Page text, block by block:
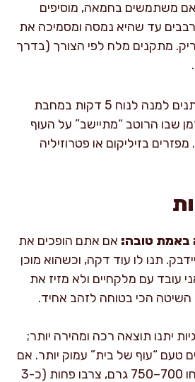
אם משתמשים בחמאה, מוסיפים
ומערבבים עד שהיא נמסה ומסמיכה את
מתקנים מלח לפי הצורך (בדרך
נותנים למנה לנוח 5 דקות במחבת
שבו הרוטב “מתיישב” על העוף
בזיליקום או פטרוזיליה
באמת טובה: אם אתם הופכים את
תנו לו עוד דקה, וכשהוא מוכן
עובד עם מלקחיים ולא מזיז את
הכי בטוחה לזהב אחיד.
יתנו תוצאה רכה ומהירה יותר;
טעם “עוף של בית” עמוק יותר. אם
עובדים עם חזה עוף, קחו 700–750 גרם, צרבו פחות (כ-3